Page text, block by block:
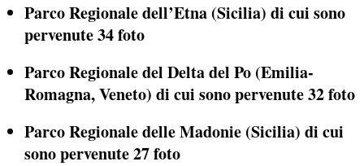
Parco Regionale dell’Etna (Sicilia) di cui sono
pervenute 34 foto
Parco Regionale del Delta del Po (Emilia-
Romagna, Veneto) di cui sono pervenute 32 foto
Parco Regionale delle Madonie (Sicilia) di cui
sono pervenute 27 foto